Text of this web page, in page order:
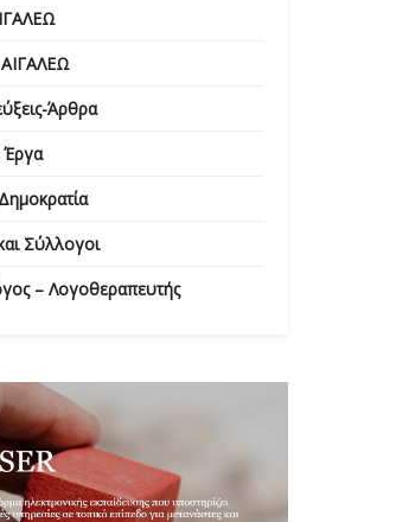
Άρθρα
Έργα
Σύλλογοι
– Λογοθεραπευτής